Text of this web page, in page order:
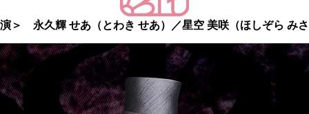
＞ 永久輝 せあ（とわき せあ）／星空 美咲（ほしぞら み